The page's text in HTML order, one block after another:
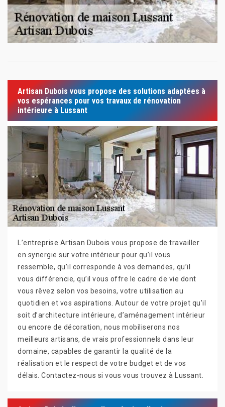
Artisan Dubois vous propose des solutions adaptées à
vos espérances pour vos travaux de rénovation
intérieure à Lussant
L’entreprise Artisan Dubois vous propose de travailler
en synergie sur votre intérieur pour qu’il vous
ressemble, qu’il corresponde à vos demandes, qu’il
vous différencie, qu’il vous offre le cadre de vie dont
vous rêvez selon vos besoins, votre utilisation au
quotidien et vos aspirations. Autour de votre projet qu’il
soit d’architecture intérieure, d’aménagement intérieur
ou encore de décoration, nous mobiliserons nos
meilleurs artisans, de vrais professionnels dans leur
domaine, capables de garantir la qualité de la
réalisation et le respect de votre budget et de vos
délais. Contactez-nous si vous vous trouvez à Lussant.